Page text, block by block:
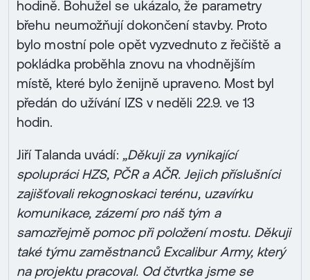
hodině. Bohužel se ukázalo, že parametry
břehu neumožňují dokončení stavby. Proto
bylo mostní pole opět vyzvednuto z řečiště a
pokládka proběhla znovu na vhodnějším
místě, které bylo ženijně upraveno. Most byl
předán do užívání IZS v neděli 22.9. ve 13
hodin.
Jiří Talanda uvádí: „Děkuji za vynikající
spolupráci HZS, PČR a AČR. Jejich příslušníci
zajišťovali rekognoskaci terénu, uzavírku
komunikace, zázemí pro náš tým a
samozřejmě pomoc při položení mostu. Děkuji
také týmu zaměstnanců Excalibur Army, který
na projektu pracoval. Od čtvrtka jsme se